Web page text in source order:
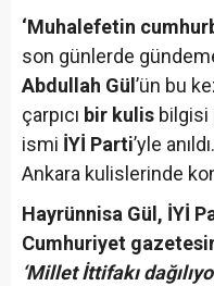
‘Muhalefetin
son günlerde
Abdullah Gül ’ün bu
çarpıcı bir kulis bilgisi
ismi İYİ Parti’yle anıldı.
Ankara kulislerinde
Hayrünnisa Gül, İYİ
Cumhuriyet
‘Millet İttifakı